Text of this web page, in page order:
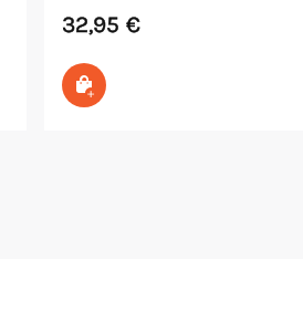
32,95 €
In den Warenkorb